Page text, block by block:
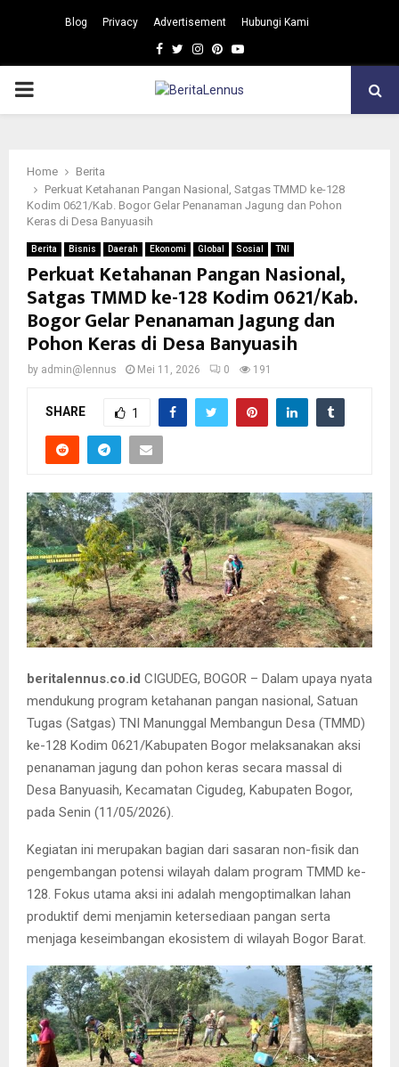
Blog Privacy Advertisement Hubungi Kami
Facebook
TwitterInstagram
Pinterest
Youtube
PRIMARY
Home
Berita
Perkuat Ketahanan Pangan Nasional, Satgas TMMD ke-128
Kodim 0621/Kab. Bogor Gelar Penanaman Jagung dan Pohon
Keras di Desa Banyuasih
Berita Bisnis Daerah Ekonomi Global Sosial TNI
Perkuat Ketahanan Pangan Nasional,
Satgas TMMD ke-128 Kodim 0621/Kab.
Bogor Gelar Penanaman Jagung dan
Pohon Keras di Desa Banyuasih
by admin@lennus Mei 11, 2026 0 191
SHARE 1
beritalennus.co.id CIGUDEG, BOGOR – Dalam upaya nyata
mendukung program ketahanan pangan nasional, Satuan
Tugas (Satgas) TNI Manunggal Membangun Desa (TMMD)
ke-128 Kodim 0621/Kabupaten Bogor melaksanakan aksi
penanaman jagung dan pohon keras secara massal di
Desa Banyuasih, Kecamatan Cigudeg, Kabupaten Bogor,
pada Senin (11/05/2026).
​Kegiatan ini merupakan bagian dari sasaran non-fisik dan
pengembangan potensi wilayah dalam program TMMD ke-
128. Fokus utama aksi ini adalah mengoptimalkan lahan
produktif demi menjamin ketersediaan pangan serta
menjaga keseimbangan ekosistem di wilayah Bogor Barat.